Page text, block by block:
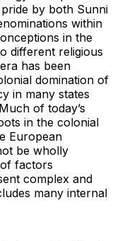
by both Sunni
within
in the
different religious
has been
domination of
in many states
of today’s
in the colonial
European
be wholly
factors
complex and
many internal